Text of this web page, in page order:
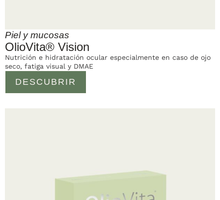
Piel y mucosas
OlioVita® Vision
DESCUBRIR
Nutrición e hidratación ocular especialmente en caso de ojo
seco, fatiga visual y DMAE